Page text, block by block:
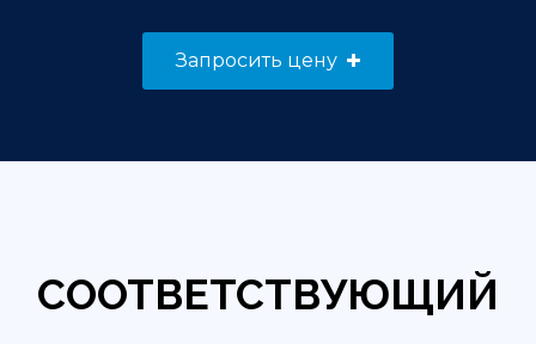
Запросить цену
СООТВЕТСТВУЮЩИЙ